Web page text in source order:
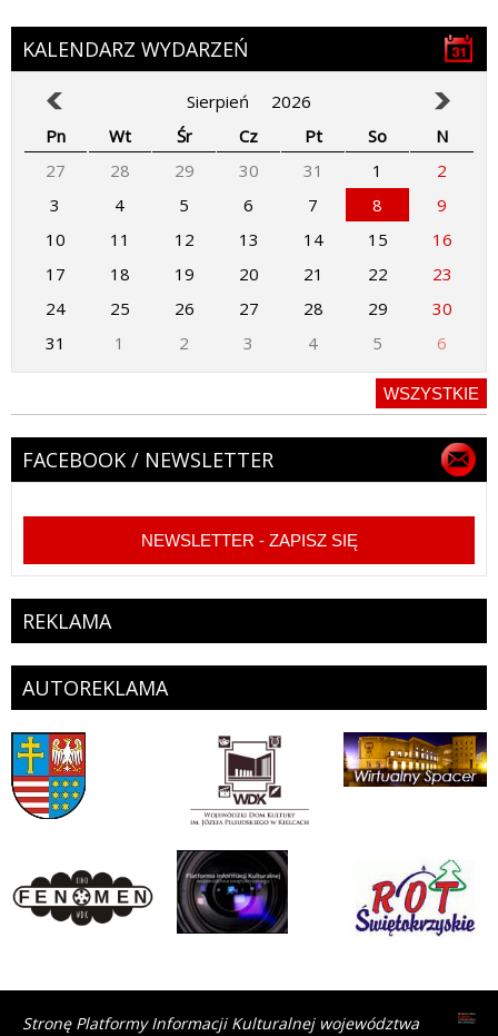
KALENDARZ WYDARZEŃ
Sierpień
2026
Pn
Wt Śr Cz Pt So
N
27
28 29 30 31 1
2
3
4 5 6 7 8
9
10
11 12 13 14 15
16
17
18 19 20 21 22
23
24
25 26 27 28 29
30
31
1 2 3 4 5 6
WSZYSTKIE
FACEBOOK / NEWSLETTER
NEWSLETTER - ZAPISZ SIĘ
REKLAMA
AUTOREKLAMA
Stronę Platformy Informacji Kulturalnej województwa